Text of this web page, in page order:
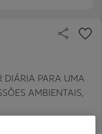
DIÁRIA PARA UMA
AMBIENTAIS,